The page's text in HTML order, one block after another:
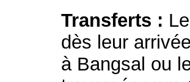
Transferts :
dès leur
à Bangsal ou